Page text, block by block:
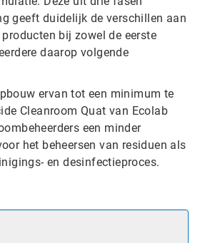
geeft duidelijk de verschillen aan
bij zowel de eerste
daarop volgende
ervan tot een minimum te
Cleanroom Quat van Ecolab
een minder
het beheersen van residuen als
en desinfectieproces.